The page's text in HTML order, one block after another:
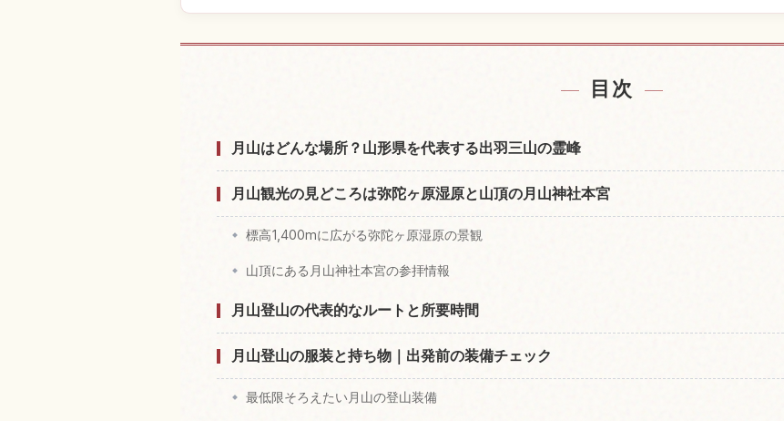
目次
月山はどんな場所？山形県を代表する出羽三山の霊峰
月山観光の見どころは弥陀ヶ原湿原と山頂の月山神社本宮
標高1,400mに広がる弥陀ヶ原湿原の景観
山頂にある月山神社本宮の参拝情報
月山登山の代表的なルートと所要時間
月山登山の服装と持ち物｜出発前の装備チェック
最低限そろえたい月山の登山装備